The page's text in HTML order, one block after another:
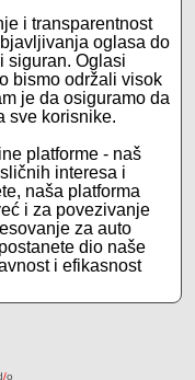
i transparentnost
oglasa do
siguran. Oglasi
bismo održali visok
je da osiguramo da
sve korisnike.
platforme - naš
interesa i
naša platforma
i za povezivanje
za auto
dio naše
i efikasnost
/o